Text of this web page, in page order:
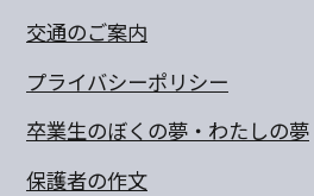
交通のご案内
プライバシーポリシー
卒業生のぼくの夢・わたしの夢
保護者の作文